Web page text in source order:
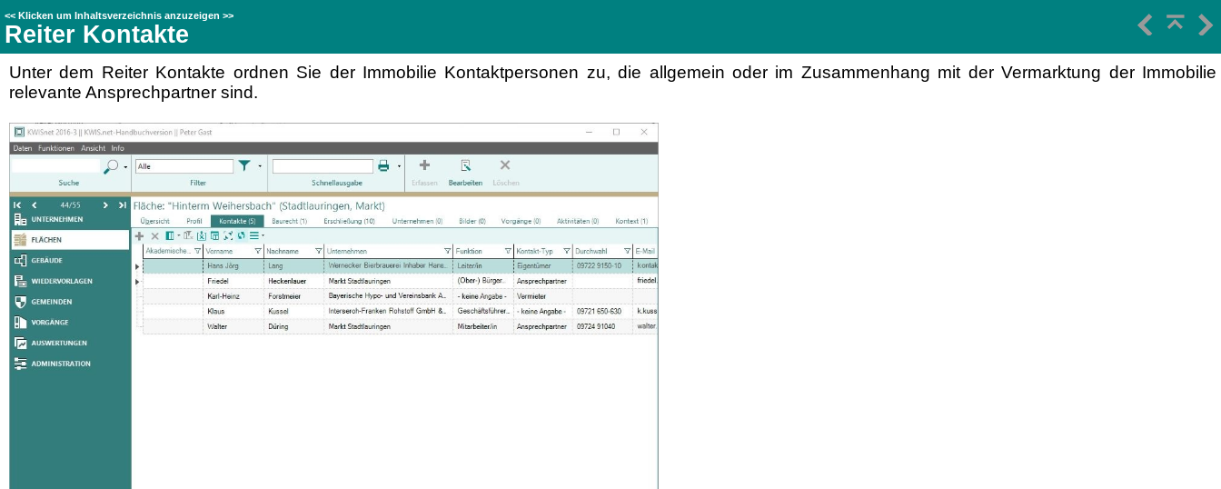
<< Klicken um Inhaltsverzeichnis anzuzeigen >>
Reiter Kontakte
Unter dem Reiter Kontakte ordnen Sie der Immobilie Kontaktpersonen zu, die allgemein oder im Zusammenhang mit der Vermarktung der Immobilie
relevante Ansprechpartner sind.